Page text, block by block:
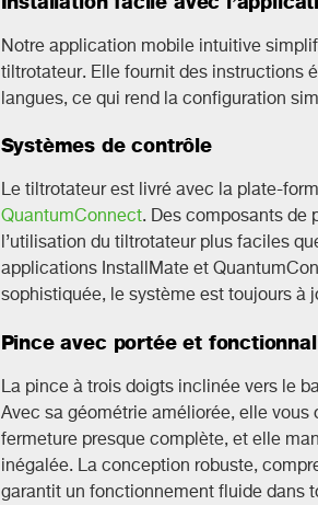
Notre application mobile intuitive
tiltrotateur. Elle fournit des instructions
langues, ce qui rend la configuration
Systèmes de contrôle
Le tiltrotateur est livré avec la plate-
QuantumConnect. Des composants de
l’utilisation du tiltrotateur plus faciles
applications InstallMate et
sophistiquée, le système est toujours à
Pince avec portée et
La pince à trois doigts inclinée vers le
Avec sa géométrie améliorée, elle vous
fermeture presque complète, et elle
inégalée. La conception robuste,
garantit un fonctionnement fluide dans